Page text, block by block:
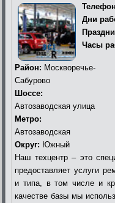
Дни
Часы
Район: Москворечье-
Сабурово
Шоссе:
Автозаводская улица
Метро:
Автозаводская
Округ: Южный
Наш техцентр – это
предоставляет услуги
и типа, в том числе и
качестве базы мы